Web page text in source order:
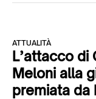
ATTUALITÀ
L’attacco di
Meloni alla
premiata da